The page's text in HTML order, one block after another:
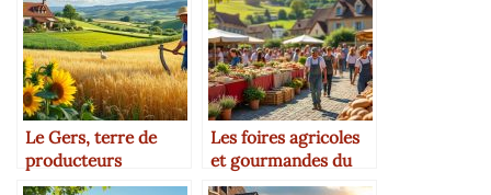
Le Gers, terre de
producteurs
passionnés
Les foires agricoles
et gourmandes du
Gers